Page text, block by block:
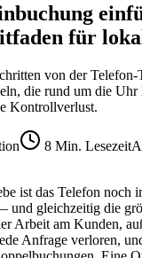
für
von der Telefon-
die rund um die
Kontrollverlust.
8 Min. Lesezeit
ist das Telefon noch
und gleichzeitig die
Arbeit am Kunden,
Anfrage verloren,